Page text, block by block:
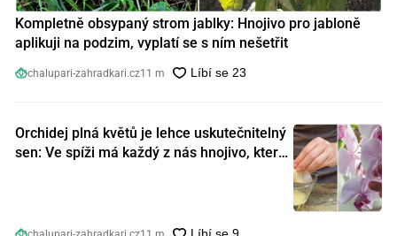
Kompletně obsypaný strom jablky: Hnojivo pro jabloně
aplikuji na podzim, vyplatí se s ním nešetřit
chalupari-zahradkari.cz11 m
Orchidej plná květů je lehce uskutečnitelný
sen: Ve spíži má každý z nás hnojivo, které